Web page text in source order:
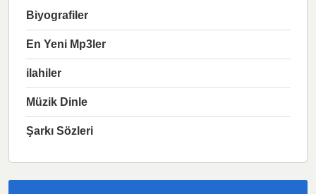
Biyografiler
En Yeni Mp3ler
ilahiler
Müzik Dinle
Şarkı Sözleri